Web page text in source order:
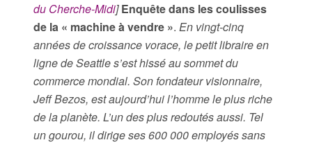
du Cherche-Midi]Enquête dans les coulisses
de la « machine à vendre ». En vingt-cinq
années de croissance vorace, le petit libraire en
ligne de Seattle s’est hissé au sommet du
commerce mondial. Son fondateur visionnaire,
Jeff Bezos, est aujourd’hui l’homme le plus riche
de la planète. L’un des plus redoutés aussi. Tel
un gourou, il dirige ses 600 000 employés sans